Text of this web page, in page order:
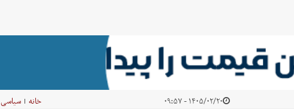
۱۴۰۵/۰۲/۲۰ - ۰۹:۵۷ خانه | سیاسی